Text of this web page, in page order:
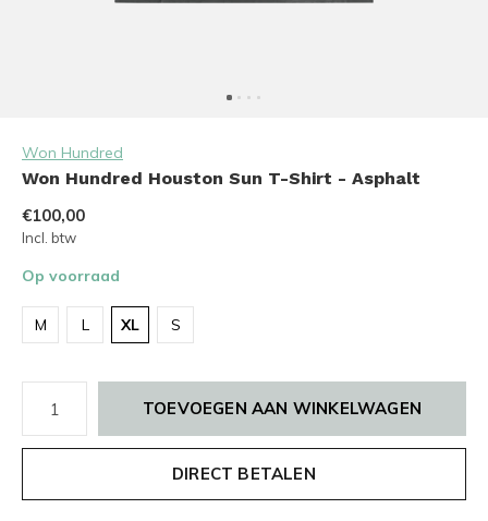
Won Hundred
Won Hundred Houston Sun T-Shirt - Asphalt
€100,00
Incl. btw
Op voorraad
M L XL S
TOEVOEGEN AAN WINKELWAGEN
DIRECT BETALEN